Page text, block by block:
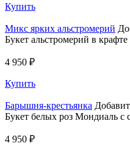
Купить
Микс ярких альстромерий
Букет альстромерий в крафте
4 950 ₽
Купить
Барышня-крестьянка
Букет белых роз Мондиаль с
4 950 ₽